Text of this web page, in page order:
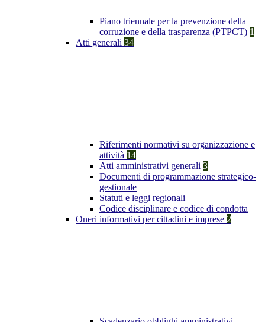
Piano triennale per la prevenzione della
corruzione e della trasparenza (PTPCT) 1
Atti generali 34
Riferimenti normativi su organizzazione e
attività 14
Atti amministrativi generali 3
Documenti di programmazione strategico-
gestionale
Statuti e leggi regionali
Codice disciplinare e codice di condotta
Oneri informativi per cittadini e imprese 2